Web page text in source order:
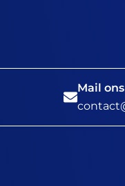
Mail ons